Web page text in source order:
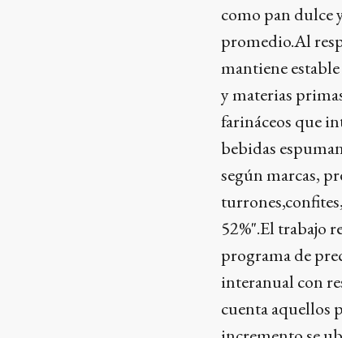
como pan dulce
promedio.Al
mantiene
y materias
farináceos que
bebidas
según marcas,
52%".El trabajo
programa de
interanual con
cuenta aquellos